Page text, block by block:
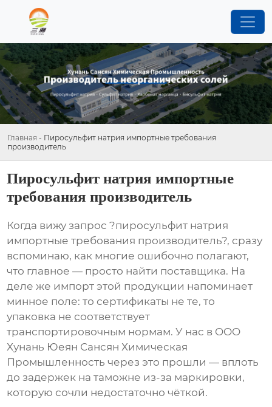
Главная - Пиросульфит натрия импортные требования
производитель
Пиросульфит натрия импортные
требования производитель
Когда вижу запрос ?пиросульфит натрия
импортные требования производитель?, сразу
вспоминаю, как многие ошибочно полагают,
что главное — просто найти поставщика. На
деле же импорт этой продукции напоминает
минное поле: то сертификаты не те, то
упаковка не соответствует
транспортировочным нормам. У нас в OOO
Хунань Юеян Сансян Химическая
Промышленность через это прошли — вплоть
до задержек на таможне из-за маркировки,
которую сочли недостаточно чёткой.